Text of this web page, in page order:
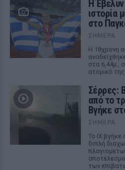
Η
ιστορία
στο
ΣΉΜΕΡΑ
Η 18χρονη
στα 6,44μ.,
ατομικό
Σέρρες:
από το
Βγήκε
ΣΉΜΕΡΑ
Το ΙΧ
διπλή
των